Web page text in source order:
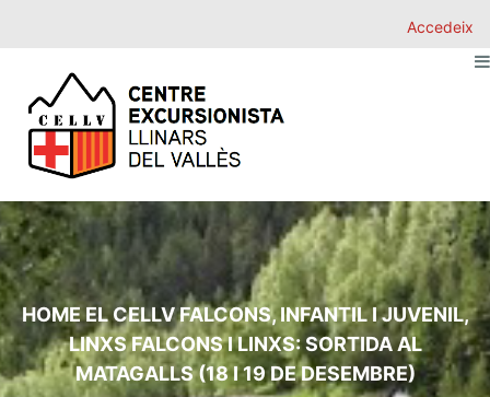
Accedeix
HOME EL CELLVFALCONS,INFANTIL I JUVENIL,
LINXSFALCONS I LINXS: SORTIDA AL
MATAGALLS (18 I 19 DE DESEMBRE)